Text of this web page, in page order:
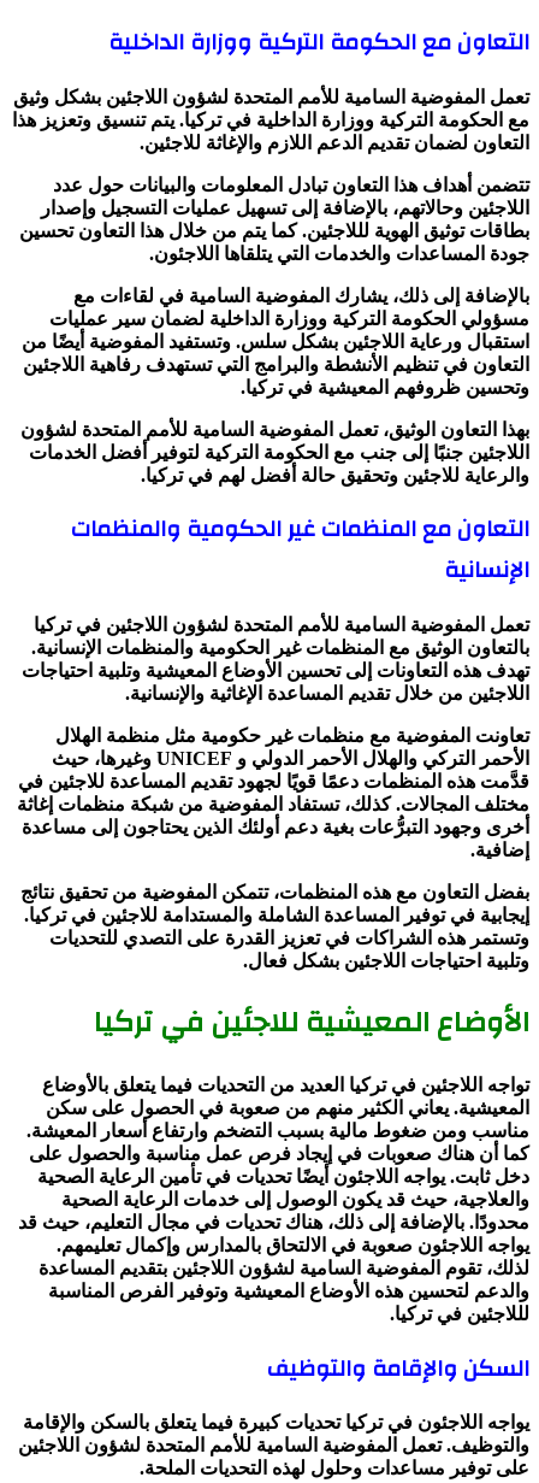
التعاون مع الحكومة التركية ووزارة الداخلية
تعمل المفوضية السامية للأمم المتحدة لشؤون اللاجئين بشكل وثيق
مع الحكومة التركية ووزارة الداخلية في تركيا. يتم تنسيق وتعزيز هذا
التعاون لضمان تقديم الدعم اللازم والإغاثة للاجئين.
تتضمن أهداف هذا التعاون تبادل المعلومات والبيانات حول عدد
اللاجئين وحالاتهم، بالإضافة إلى تسهيل عمليات التسجيل وإصدار
بطاقات توثيق الهوية لللاجئين. كما يتم من خلال هذا التعاون تحسين
جودة المساعدات والخدمات التي يتلقاها اللاجئون.
بالإضافة إلى ذلك، يشارك المفوضية السامية في لقاءات مع
مسؤولي الحكومة التركية ووزارة الداخلية لضمان سير عمليات
استقبال ورعاية اللاجئين بشكل سلس. وتستفيد المفوضية أيضًا من
التعاون في تنظيم الأنشطة والبرامج التي تستهدف رفاهية اللاجئين
وتحسين ظروفهم المعيشية في تركيا.
بهذا التعاون الوثيق، تعمل المفوضية السامية للأمم المتحدة لشؤون
اللاجئين جنبًا إلى جنب مع الحكومة التركية لتوفير أفضل الخدمات
والرعاية للاجئين وتحقيق حالة أفضل لهم في تركيا.
التعاون مع المنظمات غير الحكومية والمنظمات
الإنسانية
تعمل المفوضية السامية للأمم المتحدة لشؤون اللاجئين في تركيا
بالتعاون الوثيق مع المنظمات غير الحكومية والمنظمات الإنسانية.
تهدف هذه التعاونات إلى تحسين الأوضاع المعيشية وتلبية احتياجات
اللاجئين من خلال تقديم المساعدة الإغاثية والإنسانية.
تعاونت المفوضية مع منظمات غير حكومية مثل منظمة الهلال
الأحمر التركي والهلال الأحمر الدولي و UNICEF وغيرها، حيث
قدَّمت هذه المنظمات دعمًا قويًا لجهود تقديم المساعدة للاجئين في
مختلف المجالات. كذلك، تستفاد المفوضية من شبكة منظمات إغاثة
أخرى وجهود التبرُّعات بغية دعم أولئك الذين يحتاجون إلى مساعدة
إضافية.
بفضل التعاون مع هذه المنظمات، تتمكن المفوضية من تحقيق نتائج
إيجابية في توفير المساعدة الشاملة والمستدامة للاجئين في تركيا.
وتستمر هذه الشراكات في تعزيز القدرة على التصدي للتحديات
وتلبية احتياجات اللاجئين بشكل فعال.
الأوضاع المعيشية للاجئين في تركيا
تواجه اللاجئين في تركيا العديد من التحديات فيما يتعلق بالأوضاع
المعيشية. يعاني الكثير منهم من صعوبة في الحصول على سكن
مناسب ومن ضغوط مالية بسبب التضخم وارتفاع أسعار المعيشة.
كما أن هناك صعوبات في إيجاد فرص عمل مناسبة والحصول على
دخل ثابت. يواجه اللاجئون أيضًا تحديات في تأمين الرعاية الصحية
والعلاجية، حيث قد يكون الوصول إلى خدمات الرعاية الصحية
محدودًا. بالإضافة إلى ذلك، هناك تحديات في مجال التعليم، حيث قد
يواجه اللاجئون صعوبة في الالتحاق بالمدارس وإكمال تعليمهم.
لذلك، تقوم المفوضية السامية لشؤون اللاجئين بتقديم المساعدة
والدعم لتحسين هذه الأوضاع المعيشية وتوفير الفرص المناسبة
لللاجئين في تركيا.
السكن والإقامة والتوظيف
يواجه اللاجئون في تركيا تحديات كبيرة فيما يتعلق بالسكن والإقامة
والتوظيف. تعمل المفوضية السامية للأمم المتحدة لشؤون اللاجئين
على توفير مساعدات وحلول لهذه التحديات الملحة.